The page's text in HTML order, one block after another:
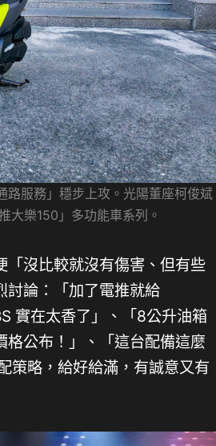
服務」穩步上攻。光陽董座柯俊斌
大樂150」多功能車系列。
「沒比較就沒有傷害、但有些
討論：「加了電推就給
實在太香了」、「8公升油箱
公布！」、「這台配備這麼
策略，給好給滿，有誠意又有